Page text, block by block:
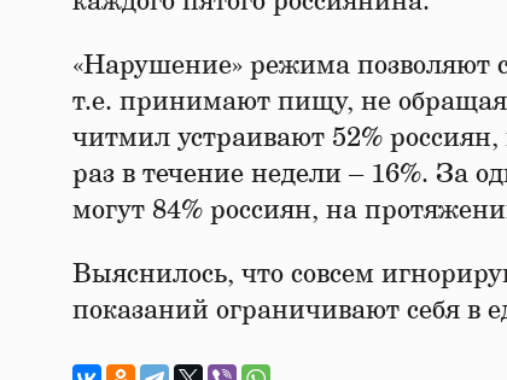
«Нарушение» режима позволяют
т.е. принимают пищу, не
читмил устраивают 52% россиян,
раз в течение недели – 16%. За
могут 84% россиян, на
Выяснилось, что совсем
показаний ограничивают себя в